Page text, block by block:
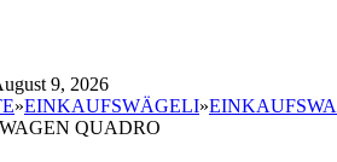
9, 2026
»EINKAUFSWÄGELI»
QUADRO